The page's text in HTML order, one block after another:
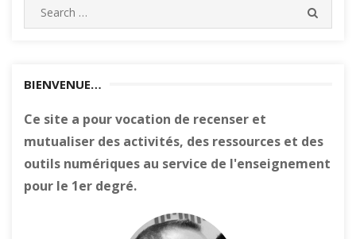
BIENVENUE…
Ce site a pour vocation de recenser et
mutualiser des activités, des ressources et des
outils numériques au service de l'enseignement
pour le 1er degré.